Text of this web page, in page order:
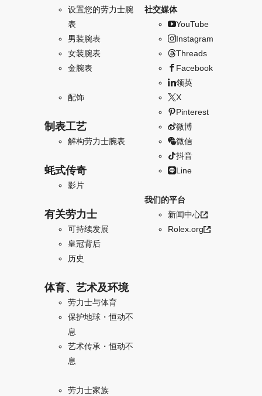
设置您的劳力士腕
表
男装腕表
女装腕表
金腕表
配饰
制表工艺
解构劳力士腕表
蚝式传奇
影片
有关劳力士
可持续发展
皇冠背后
历史
体育、艺术及环境
劳力士与体育
保护地球・恒动不
息
艺术传承・恒动不
息
劳力士家族
社交媒体
YouTube
Instagram
Threads
Facebook
领英
X
Pinterest
微博
微信
抖音
Line
我们的平台
新闻中心
Rolex.org